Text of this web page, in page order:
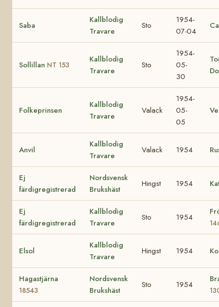
Saba
Kallblodig
Travare
Sto
1954-
07-04
Sollillan NT 153
Kallblodig
Travare
Sto
1954-
05-
30
Folkeprinsen
Kallblodig
Travare
Valack
1954-
05-
05
Anvil
Kallblodig
Travare
Valack 1954
Ej
färdigregistrerad
Nordsvensk
Brukshäst
Hingst 1954
Ej
färdigregistrerad
Kallblodig
Travare
Sto 1954
Elsol
Kallblodig
Travare
Hingst 1954
Hagastjärna
18543
Nordsvensk
Brukshäst
Sto 1954